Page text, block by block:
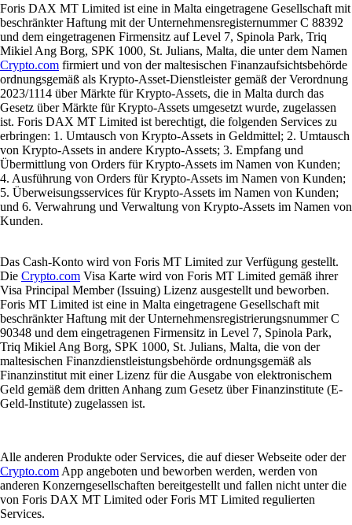
Foris DAX MT Limited ist eine in Malta eingetragene Gesellschaft mit
beschränkter Haftung mit der Unternehmensregisternummer C 88392
und dem eingetragenen Firmensitz auf Level 7, Spinola Park, Triq
Mikiel Ang Borg, SPK 1000, St. Julians, Malta, die unter dem Namen
Crypto.com firmiert und von der maltesischen Finanzaufsichtsbehörde
ordnungsgemäß als Krypto-Asset-Dienstleister gemäß der Verordnung
2023/1114 über Märkte für Krypto-Assets, die in Malta durch das
Gesetz über Märkte für Krypto-Assets umgesetzt wurde, zugelassen
ist. Foris DAX MT Limited ist berechtigt, die folgenden Services zu
erbringen: 1. Umtausch von Krypto-Assets in Geldmittel; 2. Umtausch
von Krypto-Assets in andere Krypto-Assets; 3. Empfang und
Übermittlung von Orders für Krypto-Assets im Namen von Kunden;
4. Ausführung von Orders für Krypto-Assets im Namen von Kunden;
5. Überweisungsservices für Krypto-Assets im Namen von Kunden;
und 6. Verwahrung und Verwaltung von Krypto-Assets im Namen von
Kunden.
Das Cash-Konto wird von Foris MT Limited zur Verfügung gestellt.
Die Crypto.com Visa Karte wird von Foris MT Limited gemäß ihrer
Visa Principal Member (Issuing) Lizenz ausgestellt und beworben.
Foris MT Limited ist eine in Malta eingetragene Gesellschaft mit
beschränkter Haftung mit der Unternehmensregistrierungsnummer C
90348 und dem eingetragenen Firmensitz in Level 7, Spinola Park,
Triq Mikiel Ang Borg, SPK 1000, St. Julians, Malta, die von der
maltesischen Finanzdienstleistungsbehörde ordnungsgemäß als
Finanzinstitut mit einer Lizenz für die Ausgabe von elektronischem
Geld gemäß dem dritten Anhang zum Gesetz über Finanzinstitute (E-
Geld-Institute) zugelassen ist.
Alle anderen Produkte oder Services, die auf dieser Webseite oder der
Crypto.com App angeboten und beworben werden, werden von
anderen Konzerngesellschaften bereitgestellt und fallen nicht unter die
von Foris DAX MT Limited oder Foris MT Limited regulierten
Services.